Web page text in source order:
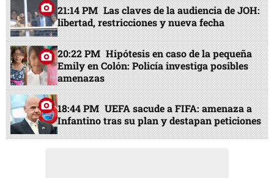
21:14 PM Las claves de la audiencia de JOH:
libertad, restricciones y nueva fecha
20:22 PM Hipótesis en caso de la pequeña
Emily en Colón: Policía investiga posibles
amenazas
18:44 PM UEFA sacude a FIFA: amenaza a
Infantino tras su plan y destapan peticiones